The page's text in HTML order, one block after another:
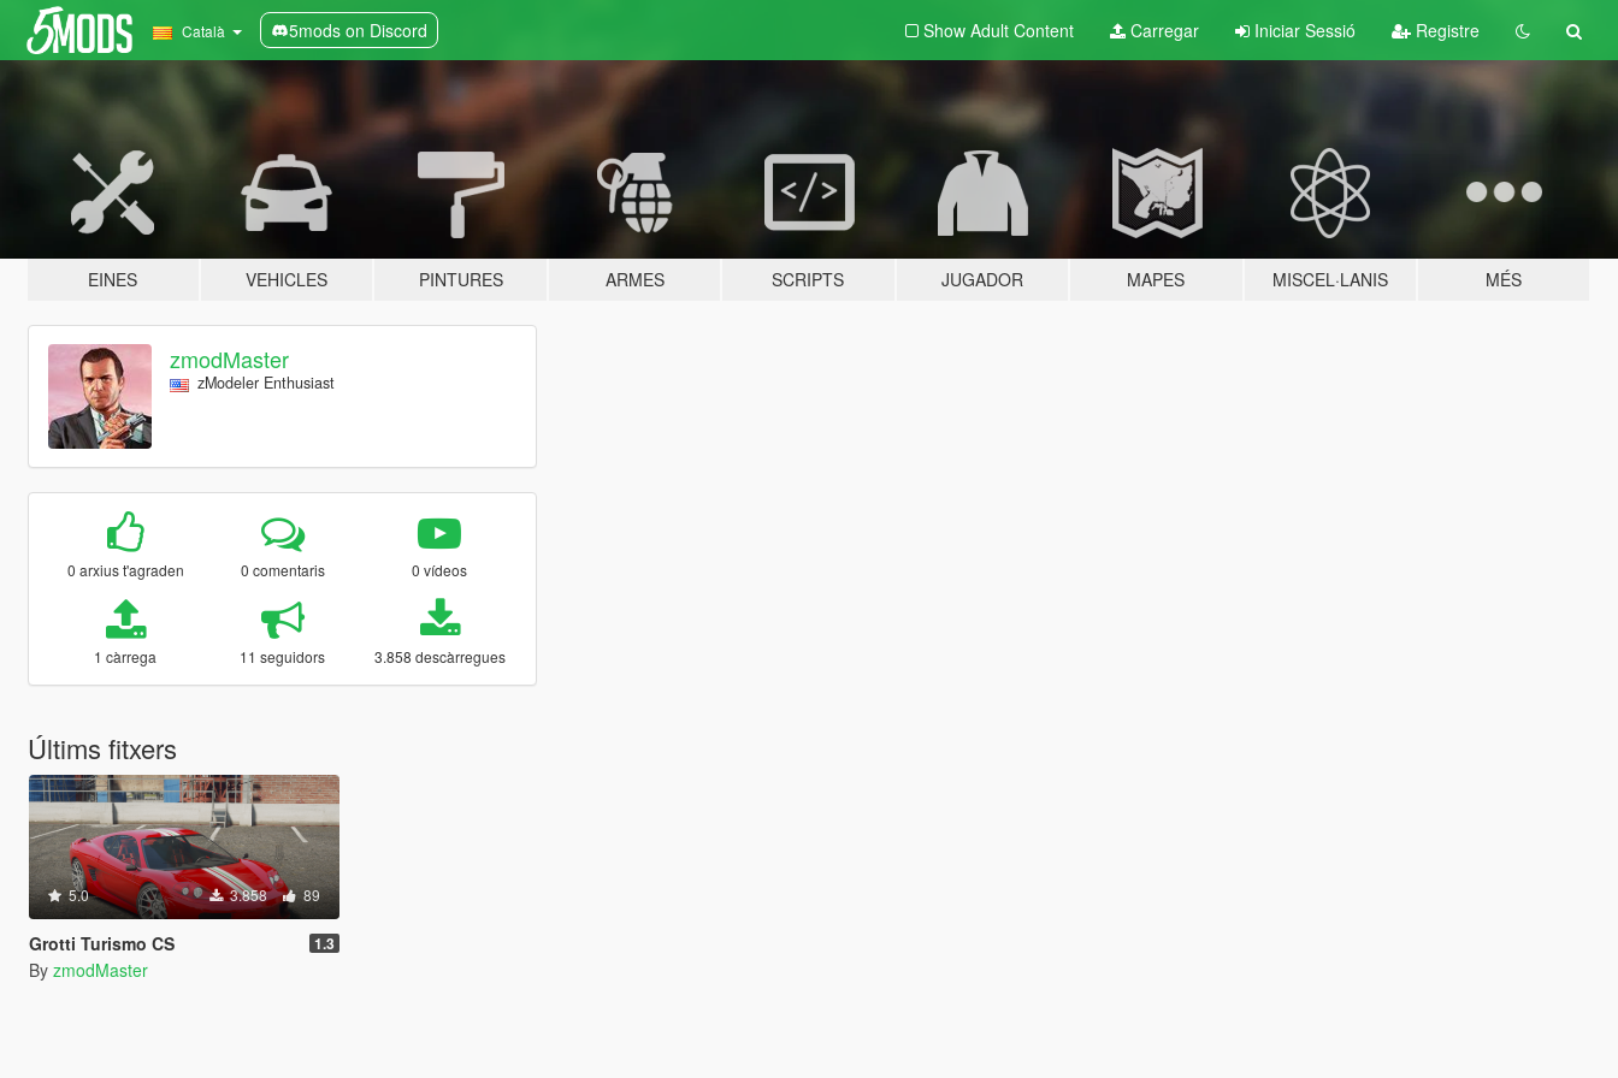
Català 5mods on Discord Show Adult Content Carregar Iniciar Sessió Registre
EINES VEHICLES PINTURES ARMES SCRIPTS JUGADOR MAPES MISCEL·LANIS MÉS
zmodMaster
zModeler Enthusiast
0 arxius t'agraden 0 comentaris 0 vídeos
1 càrrega 11 seguidors 3.858 descàrregues
Últims fitxers
5.0 3.858 89
Grotti Turismo CS 1.3
By zmodMaster